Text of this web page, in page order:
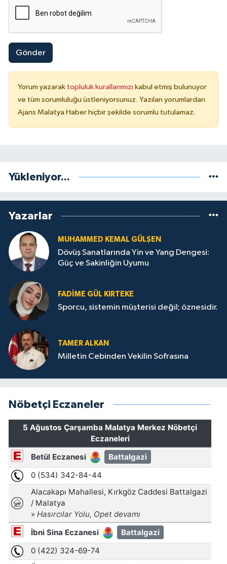
Gönder
Yorum yazarak topluluk kurallarımızı kabul etmiş bulunuyor
ve tüm sorumluluğu üstleniyorsunuz. Yazılan yorumlardan
Ajans Malatya Haber hiçbir şekilde sorumlu tutulamaz.
Yükleniyor...
Yazarlar
MUHAMMED KEMAL GÜLŞEN
Dövüş Sanatlarında Yin ve Yang Dengesi:
Güç ve Sakinliğin Uyumu
FADIME GÜL KIRTEKE
Sporcu, sistemin müşterisi değil; öznesidir.
TAMER ALKAN
Milletin Cebinden Vekilin Sofrasına
Nöbetçi Eczaneler